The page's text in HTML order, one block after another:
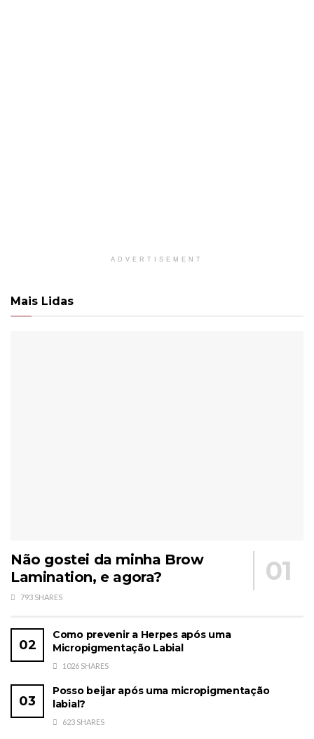
ADVERTISEMENT
Mais Lidas
Não gostei da minha Brow
Lamination, e agora?
793 SHARES
Como prevenir a Herpes após uma
Micropigmentação Labial
1026 SHARES
Posso beijar após uma micropigmentação
labial?
623 SHARES